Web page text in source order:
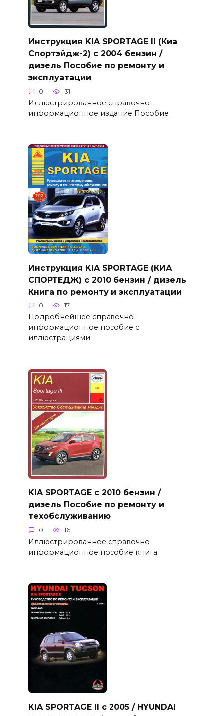
Инструкция KIA SPORTAGE II (Киа
Спортэйдж-2) с 2004 бензин /
дизель Пособие по ремонту и
эксплуатации
0 31
Иллюстрированное справочно-
информационное издание Пособие
Инструкция KIA SPORTAGE (КИА
СПОРТЕДЖ) с 2010 бензин / дизель
Книга по ремонту и эксплуатации
0 17
Подробнейшее справочно-
информационное пособие с
иллюстрациями
KIA SPORTAGE с 2010 бензин /
дизель Пособие по ремонту и
техобслуживанию
0 16
Иллюстрированное справочно-
информационное пособие книга
KIA SPORTAGE II с 2005 / HYUNDAI